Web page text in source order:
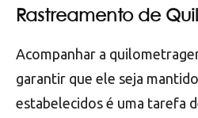
Rastreamento de
Acompanhar a
garantir que ele seja
estabelecidos é uma tarefa